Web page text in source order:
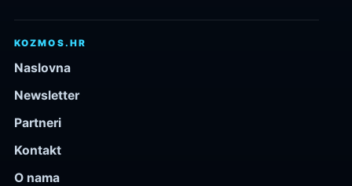
KOZMOS.HR
Naslovna
Newsletter
Partneri
Kontakt
O nama